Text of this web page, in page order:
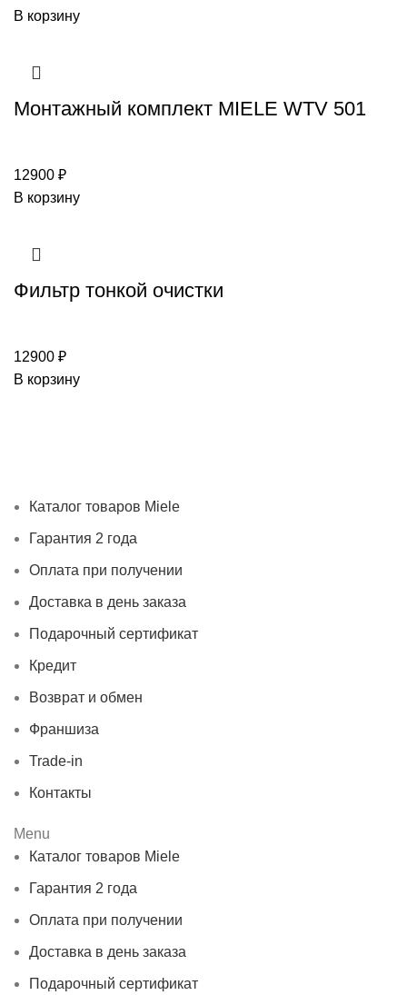
В корзину
Монтажный комплект MIELE WTV 501
12900 ₽
В корзину
Фильтр тонкой очистки
12900 ₽
В корзину
Каталог товаров Miele
Гарантия 2 года
Оплата при получении
Доставка в день заказа
Подарочный сертификат
Кредит
Возврат и обмен
Франшиза
Trade-in
Контакты
Menu
Каталог товаров Miele
Гарантия 2 года
Оплата при получении
Доставка в день заказа
Подарочный сертификат